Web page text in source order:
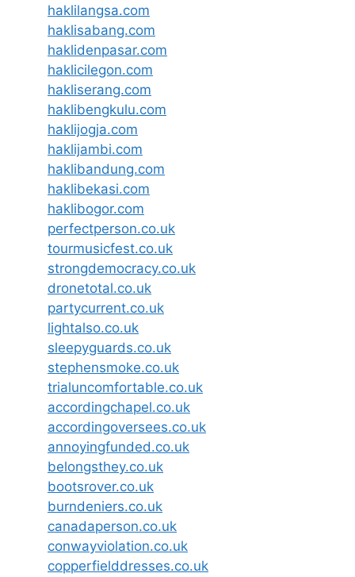
haklilangsa.com
haklisabang.com
haklidenpasar.com
haklicilegon.com
hakliserang.com
haklibengkulu.com
haklijogja.com
haklijambi.com
haklibandung.com
haklibekasi.com
haklibogor.com
perfectperson.co.uk
tourmusicfest.co.uk
strongdemocracy.co.uk
dronetotal.co.uk
partycurrent.co.uk
lightalso.co.uk
sleepyguards.co.uk
stephensmoke.co.uk
trialuncomfortable.co.uk
accordingchapel.co.uk
accordingoversees.co.uk
annoyingfunded.co.uk
belongsthey.co.uk
bootsrover.co.uk
burndeniers.co.uk
canadaperson.co.uk
conwayviolation.co.uk
copperfielddresses.co.uk